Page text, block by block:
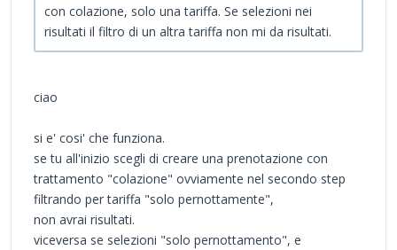
con colazione, solo una tariffa. Se selezioni nei
risultati il filtro di un altra tariffa non mi da risultati.
ciao
si e' cosi' che funziona.
se tu all'inizio scegli di creare una prenotazione con
trattamento "colazione" ovviamente nel secondo step
filtrando per tariffa "solo pernottamente",
non avrai risultati.
viceversa se selezioni "solo pernottamento", e